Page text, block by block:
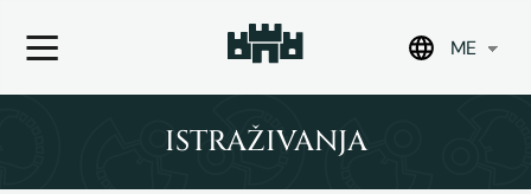
ME
ISTRAŽIVANJA